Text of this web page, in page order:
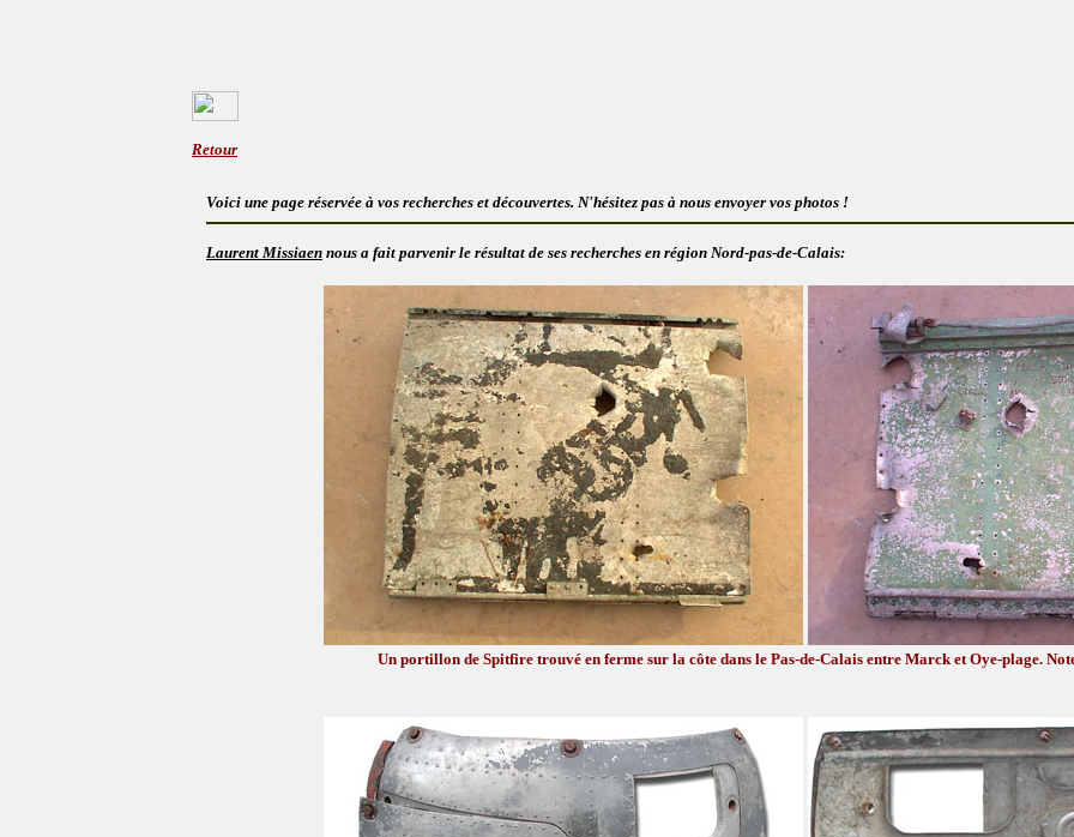
Retour
Voici une page réservée à vos recherches et découvertes. N'hésitez pas à nous envoyer vos photos !
Laurent Missiaen nous a fait parvenir le résultat de ses recherches en région Nord-pas-de-Calais:
Un portillon de Spitfire trouvé en ferme sur la côte dans le Pas-de-Calais entre Marck et Oye-plage.